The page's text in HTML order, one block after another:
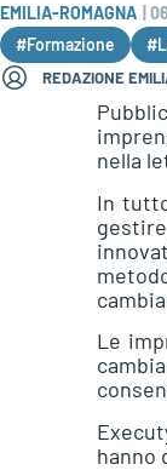
EMILIA-ROMAGNA
#Formazione
REDAZIONE
nella
In
Le
hanno